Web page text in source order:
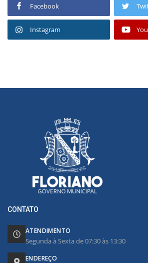
Facebook
Instagram
CONTATO
ATENDIMENTO
Segunda à Sexta de 07:30 às 13:30
ENDEREÇO